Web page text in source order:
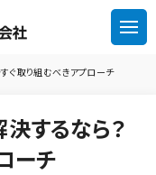
ぐ取り組むべきアプローチ
するなら？
ーチ